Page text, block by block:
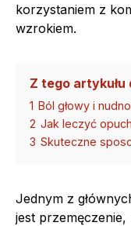
korzystaniem z
wzrokiem.
Z tego artykułu
1 Ból głowy i
2 Jak leczyć
3 Skuteczne
Jednym z
jest